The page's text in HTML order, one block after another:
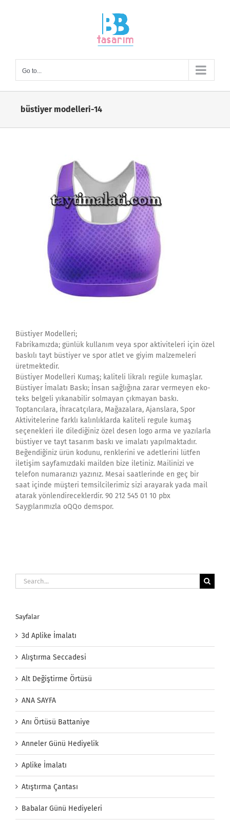
Go to...
büstiyer modelleri-14
Büstiyer Modelleri;
Fabrikamızda; günlük kullanım veya spor aktiviteleri için özel
baskılı tayt büstiyer ve spor atlet ve giyim malzemeleri
üretmektedir.
Büstiyer Modelleri Kumaş; kaliteli likralı regüle kumaşlar.
Büstiyer İmalatı Baskı; İnsan sağlığına zarar vermeyen eko-
teks belgeli yıkanabilir solmayan çıkmayan baskı.
Toptancılara, İhracatçılara, Mağazalara, Ajanslara, Spor
Aktivitelerine farklı kalınlıklarda kaliteli regule kumaş
seçenekleri ile dilediğiniz özel desen logo arma ve yazılarla
büstiyer ve tayt tasarım baskı ve imalatı yapılmaktadır.
Beğendiğiniz ürün kodunu, renklerini ve adetlerini lütfen
iletişim sayfamızdaki mailden bize iletiniz. Mailinizi ve
telefon numaranızı yazınız. Mesai saatlerinde en geç bir
saat içinde müşteri temsilcilerimiz sizi arayarak yada mail
atarak yönlendireceklerdir. 90 212 545 01 10 pbx
Saygılarımızla oQQo demspor.
Search
for:
Sayfalar
3d Aplike İmalatı
Alıştırma Seccadesi
Alt Değiştirme Örtüsü
ANA SAYFA
Anı Örtüsü Battaniye
Anneler Günü Hediyelik
Aplike İmalatı
Atıştırma Çantası
Babalar Günü Hediyeleri